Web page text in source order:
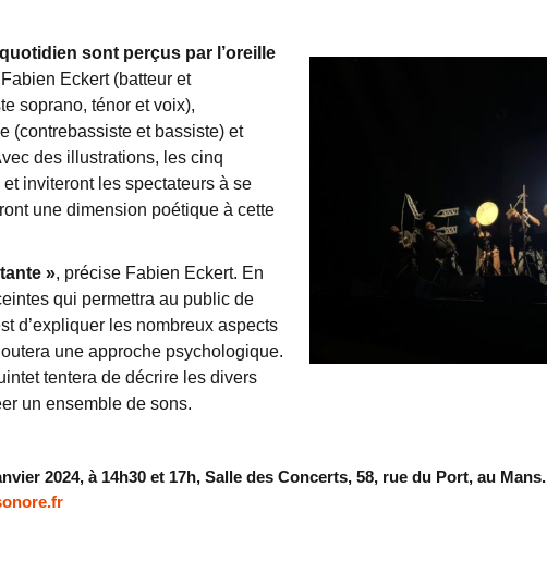
sont perçus par l’oreille
Eckert (batteur et
soprano, ténor et voix),
(contrebassiste et bassiste) et
des illustrations, les cinq
inviteront les spectateurs à se
une dimension poétique à cette
», précise Fabien Eckert. En
qui permettra au public de
d’expliquer les nombreux aspects
une approche psychologique.
tentera de décrire les divers
un ensemble de sons.
2024, à 14h30 et 17h, Salle des Concerts, 58, rue du Port, au Mans.